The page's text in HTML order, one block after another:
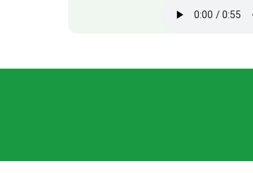
今天的课很开心，聊了很多怀念
我觉得预防老人痴呆症的方式之